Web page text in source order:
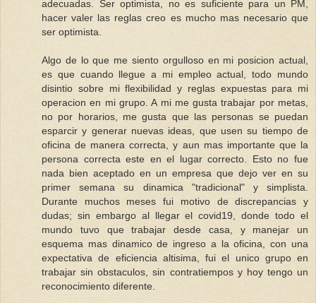
adecuadas. Ser optimista, no es suficiente para un PM,
hacer valer las reglas creo es mucho mas necesario que
ser optimista.
Algo de lo que me siento orgulloso en mi posicion actual,
es que cuando llegue a mi empleo actual, todo mundo
disintio sobre mi flexibilidad y reglas expuestas para mi
operacion en mi grupo. A mi me gusta trabajar por metas,
no por horarios, me gusta que las personas se puedan
esparcir y generar nuevas ideas, que usen su tiempo de
oficina de manera correcta, y aun mas importante que la
persona correcta este en el lugar correcto. Esto no fue
nada bien aceptado en un empresa que dejo ver en su
primer semana su dinamica "tradicional" y simplista.
Durante muchos meses fui motivo de discrepancias y
dudas; sin embargo al llegar el covid19, donde todo el
mundo tuvo que trabajar desde casa, y manejar un
esquema mas dinamico de ingreso a la oficina, con una
expectativa de eficiencia altisima, fui el unico grupo en
trabajar sin obstaculos, sin contratiempos y hoy tengo un
reconocimiento diferente.